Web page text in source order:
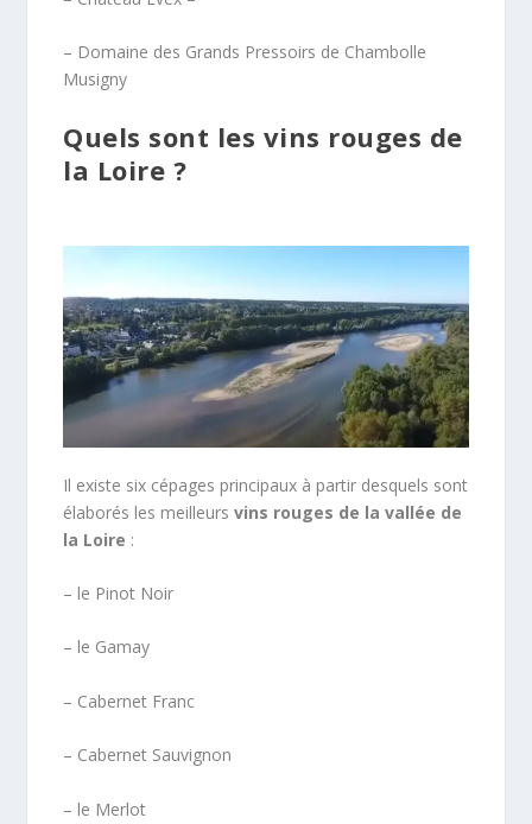
– Domaine des Grands Pressoirs de Chambolle
Musigny
Quels sont les vins rouges de
la Loire ?
Il existe six cépages principaux à partir desquels sont
élaborés les meilleursvins rouges de la vallée de
la Loire :
– le Pinot Noir
– le Gamay
– Cabernet Franc
– Cabernet Sauvignon
– le Merlot